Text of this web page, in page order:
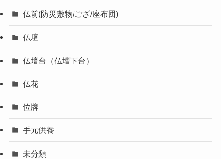
仏前(防災敷物/ござ/座布団)
仏壇
仏壇台（仏壇下台）
仏花
位牌
手元供養
未分類